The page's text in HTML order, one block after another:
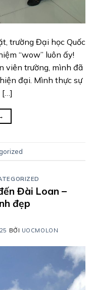
trường Đại học Quốc
“wow” luôn ấy!
viên trường, mình đã
đại. Mình thực sự
[…]
Đài Loan –
đẹp
BỞI UOCMOLON